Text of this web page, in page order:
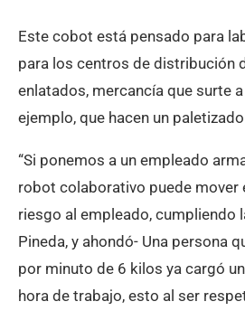
Este cobot está pensado para
para los centros de distribución
enlatados, mercancía que surte
ejemplo, que hacen un
“Si ponemos a un empleado
robot colaborativo puede mover
riesgo al empleado, cumpliendo
Pineda, y ahondó- Una persona
por minuto de 6 kilos ya cargó
hora de trabajo, esto al ser